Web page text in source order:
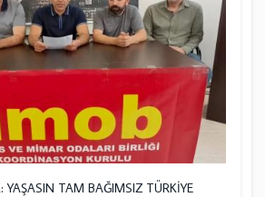
TAM BAĞIMSIZ TÜRKİYE